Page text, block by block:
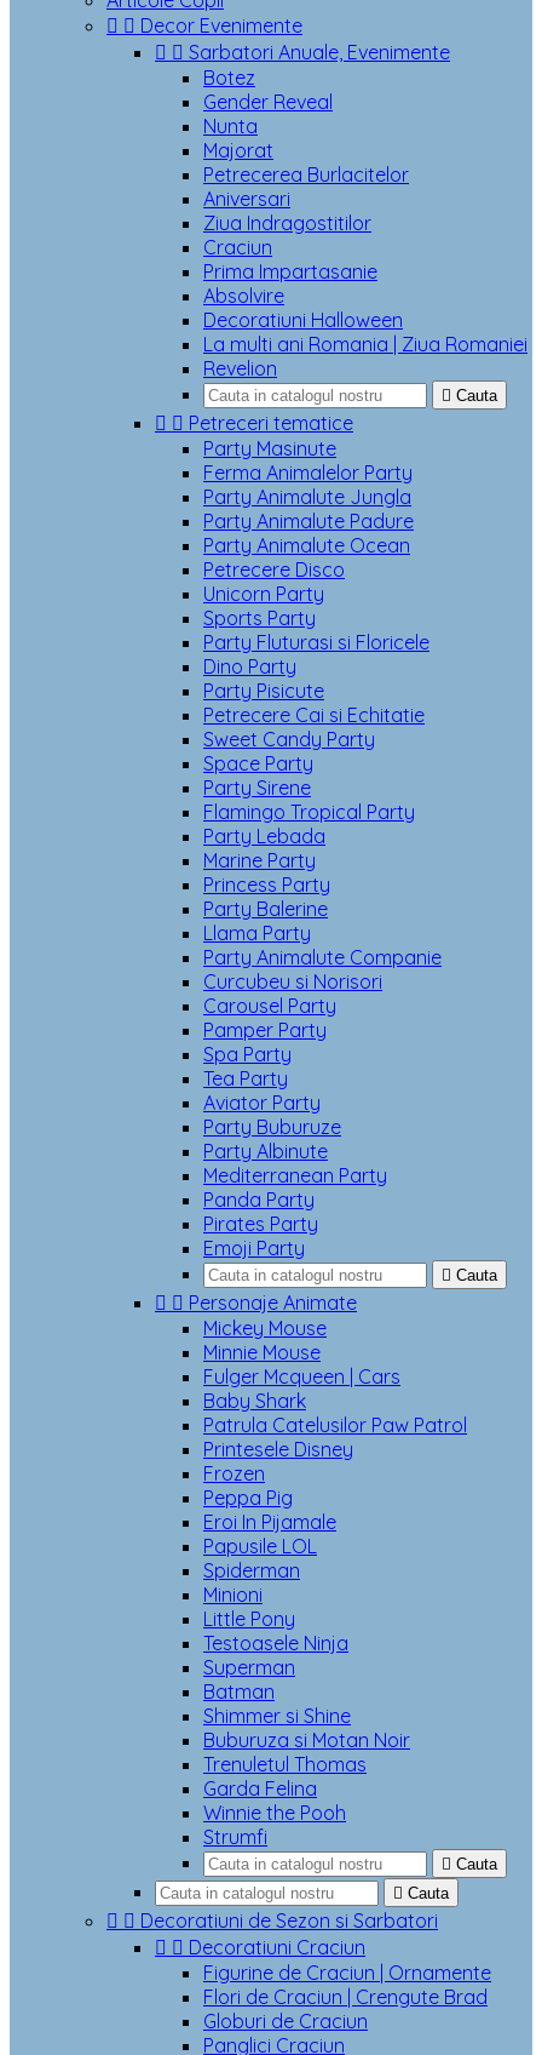
  Decor Evenimente
  Sarbatori Anuale, Evenimente
Botez
Gender Reveal
Nunta
Majorat
Petrecerea Burlacitelor
Aniversari
Ziua Indragostitilor
Craciun
Prima Impartasanie
Absolvire
Decoratiuni Halloween
La multi ani Romania | Ziua Romaniei
Revelion
 Cauta
  Petreceri tematice
Party Masinute
Ferma Animalelor Party
Party Animalute Jungla
Party Animalute Padure
Party Animalute Ocean
Petrecere Disco
Unicorn Party
Sports Party
Party Fluturasi si Floricele
Dino Party
Party Pisicute
Petrecere Cai si Echitatie
Sweet Candy Party
Space Party
Party Sirene
Flamingo Tropical Party
Party Lebada
Marine Party
Princess Party
Party Balerine
Llama Party
Party Animalute Companie
Curcubeu si Norisori
Carousel Party
Pamper Party
Spa Party
Tea Party
Aviator Party
Party Buburuze
Party Albinute
Mediterranean Party
Panda Party
Pirates Party
Emoji Party
 Cauta
  Personaje Animate
Mickey Mouse
Minnie Mouse
Fulger Mcqueen | Cars
Baby Shark
Patrula Catelusilor Paw Patrol
Printesele Disney
Frozen
Peppa Pig
Eroi In Pijamale
Papusile LOL
Spiderman
Minioni
Little Pony
Testoasele Ninja
Superman
Batman
Shimmer si Shine
Buburuza si Motan Noir
Trenuletul Thomas
Garda Felina
Winnie the Pooh
Strumfi
 Cauta
 Cauta
  Decoratiuni de Sezon si Sarbatori
  Decoratiuni Craciun
Figurine de Craciun | Ornamente
Flori de Craciun | Crengute Brad
Globuri de Craciun
Panglici Craciun